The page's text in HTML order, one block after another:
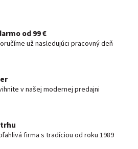
od 99 €
už nasledujúci pracovný deň
v našej modernej predajni
firma s tradíciou od roku 1989